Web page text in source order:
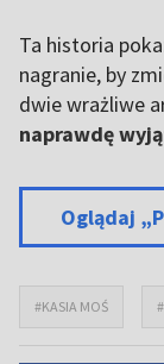
Ta historia
nagranie, by
dwie wrażliwe
naprawdę
Oglądaj
#KASIA MOŚ